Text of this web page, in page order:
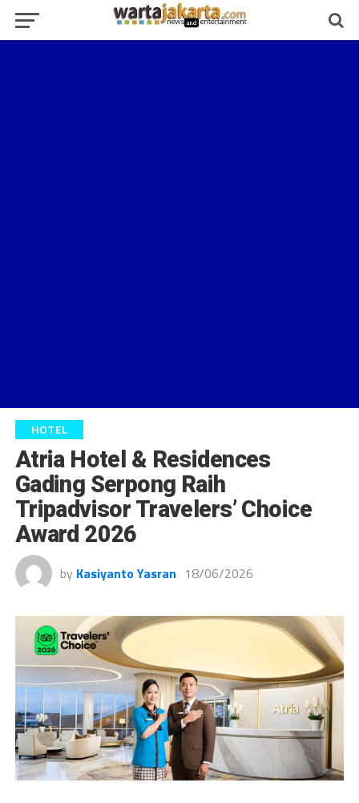
HOTEL
Atria Hotel & Residences
Gading Serpong Raih
Tripadvisor Travelers’ Choice
Award 2026
by Kasiyanto Yasran 18/06/2026